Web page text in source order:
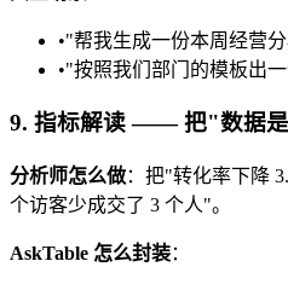
•"帮我生成一份本周经营
•"按照我们部门的模板出
9. 指标解读 —— 把"数据
分析师怎么做：把"转化率下降
个访客少成交了 3 个人"。
AskTable 怎么封装：